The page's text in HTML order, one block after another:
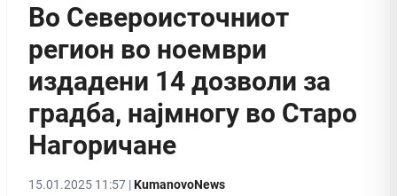
Во Североисточниот
регион во ноември
издадени 14 дозволи за
градба, најмногу во Старо
Нагоричане
15.01.2025 11:57 |KumanovoNews